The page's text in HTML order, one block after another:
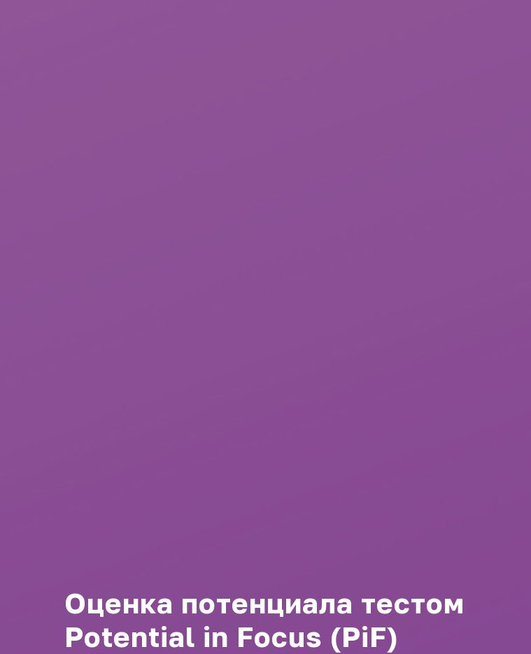
Оценка потенциала тестом
Potential in Focus (PiF)